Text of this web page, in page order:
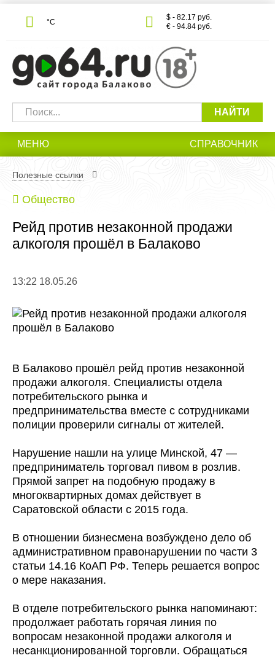
°С
$ - 82.17 руб.
€ - 94.84 руб.
НАЙТИ
МЕНЮ СПРАВОЧНИК
Полезные ссылки
Общество
Рейд против незаконной продажи
алкоголя прошёл в Балаково
13:22 18.05.26
В Балаково прошёл рейд против незаконной
продажи алкоголя. Специалисты отдела
потребительского рынка и
предпринимательства вместе с сотрудниками
полиции проверили сигналы от жителей.
Нарушение нашли на улице Минской, 47 —
предприниматель торговал пивом в розлив.
Прямой запрет на подобную продажу в
многоквартирных домах действует в
Саратовской области с 2015 года.
В отношении бизнесмена возбуждено дело об
административном правонарушении по части 3
статьи 14.16 КоАП РФ. Теперь решается вопрос
о мере наказания.
В отделе потребительского рынка напоминают:
продолжает работать горячая линия по
вопросам незаконной продажи алкоголя и
несанкционированной торговли. Обращаться